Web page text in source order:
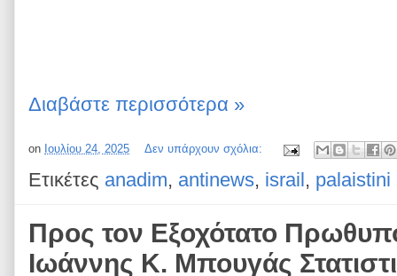
Διαβάστε περισσότερα »
on Ιουλίου 24, 2025 Δεν υπάρχουν σχόλια:
Ετικέτες anadim, antinews, israil , palaistini
Προς τον Εξοχότατο
Ιωάννης Κ. Μπουγάς